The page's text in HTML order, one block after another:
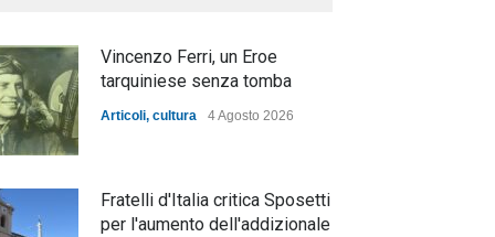
Vincenzo Ferri, un Eroe
tarquiniese senza tomba
Articoli, cultura 4 Agosto 2026
Fratelli d'Italia critica Sposetti
per l'aumento dell'addizionale